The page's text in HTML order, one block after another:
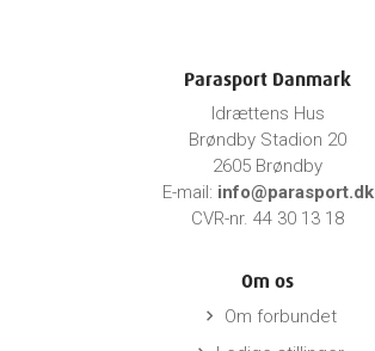
Parasport Danmark
Idrættens Hus
Brøndby Stadion 20
2605 Brøndby
E-mail: info@parasport.dk
CVR-nr. 44 30 13 18
Om os
keyboard_arrow_right Om forbundet